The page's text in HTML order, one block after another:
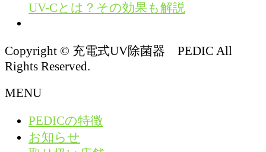
UV-Cとは？その効果も解説
Copyright © 充電式UV除菌器 PEDIC All
Rights Reserved.
MENU
PEDICの特徴
お知らせ